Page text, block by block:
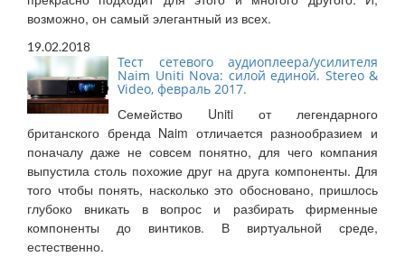
возможно, он самый элегантный из всех.
19.02.2018
Тест сетевого аудиоплеера/усилителя
Naim Uniti Nova: силой единой. Stereo &
Video, февраль 2017.
Семейство Uniti от легендарного
британского бренда Naim отличается разнообразием и
поначалу даже не совсем понятно, для чего компания
выпустила столь похожие друг на друга компоненты. Для
того чтобы понять, насколько это обосновано, пришлось
глубоко вникать в вопрос и разбирать фирменные
компоненты до винтиков. В виртуальной среде,
естественно.